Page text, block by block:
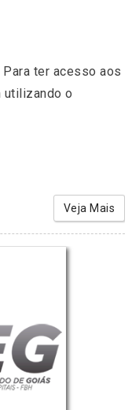
ter acesso aos
o
Veja Mais